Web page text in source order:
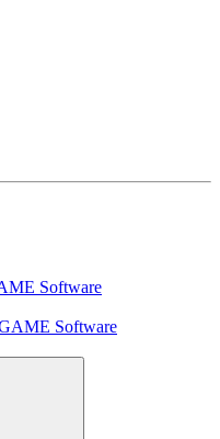
Software
Software